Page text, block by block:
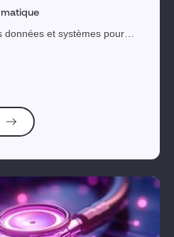
données et systèmes pour